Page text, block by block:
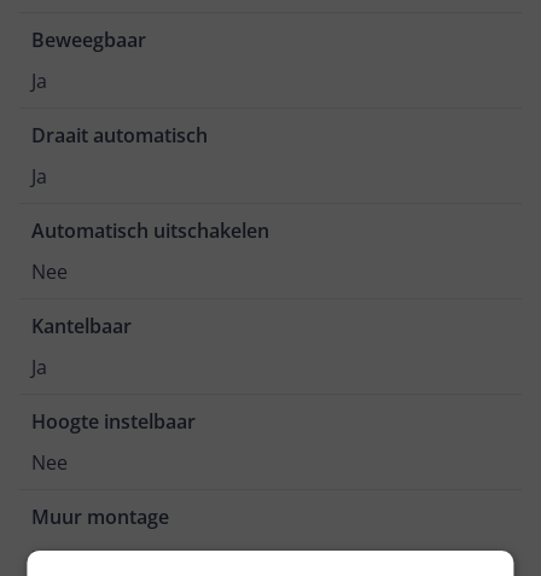
Beweegbaar
Ja
Draait automatisch
Ja
Automatisch uitschakelen
Nee
Kantelbaar
Ja
Hoogte instelbaar
Nee
Muur montage
Ja